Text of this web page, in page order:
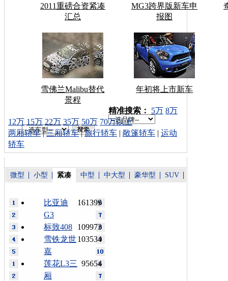
2011重磅合资紧凑
汇总
MG3跨界版新车申
报图
雪佛兰Malibu替代
景程
年初将上市新车
车型搜索：
精准搜索： 5万 8万
12万 15万 22万 35万 50万 70万以上
两厢轿车|三厢轿车|旅行轿车 | 敞篷轿车 | 运动
轿车
微型 小型 紧凑 中型 中大型 豪华型 SUV
161399
比亚迪
G3
109973
标致408
103534
雪铁龙世
嘉
95654
莲花L3三
厢